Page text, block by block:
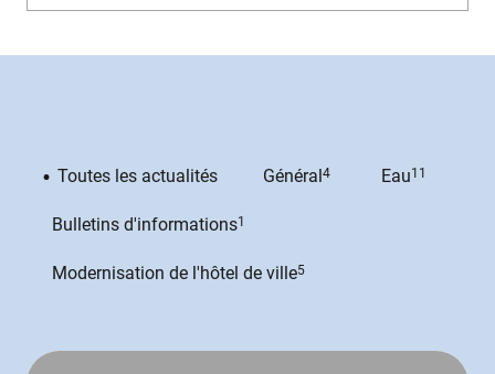
Toutes les actualités Général4 Eau11
Bulletins d'informations1
Modernisation de l'hôtel de ville5